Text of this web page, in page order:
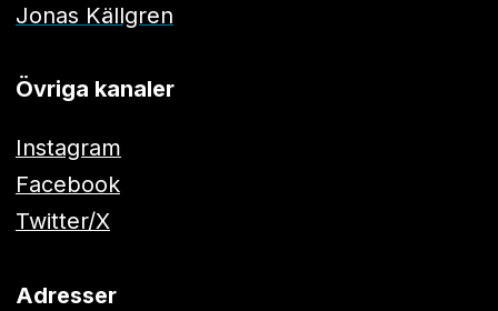
Jonas Källgren
Övriga kanaler
Instagram
Facebook
Twitter/X
Adresser